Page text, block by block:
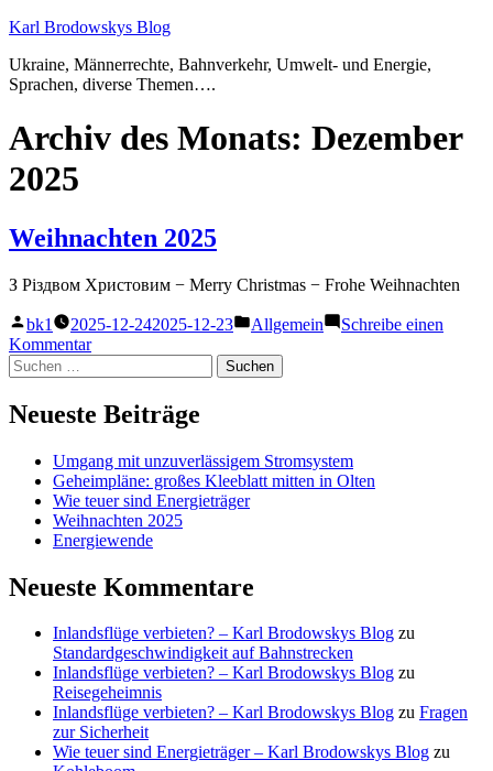
Zum
springen
Karl Brodowskys Blog
Ukraine, Männerrechte, Bahnverkehr, Umwelt- und Energie,
Sprachen, diverse Themen….
Archiv des Monats: Dezember
2025
Weihnachten 2025
З Рiздвом Христовим − Merry Christmas − Frohe Weihnachten
Veröffentlicht
von
bk1 2025-12-242025-12-23
Veröffentlicht
Allgemein
Schreibe einen
Kommentarzu
2025
Suchen
nach:
Neueste Beiträge
Umgang mit unzuverlässigem Stromsystem
Geheimpläne: großes Kleeblatt mitten in Olten
Wie teuer sind Energieträger
Weihnachten 2025
Energiewende
Neueste Kommentare
Inlandsflüge verbieten? – Karl Brodowskys Blog zu
Standardgeschwindigkeit auf Bahnstrecken
Inlandsflüge verbieten? – Karl Brodowskys Blog zu
Reisegeheimnis
Inlandsflüge verbieten? – Karl Brodowskys Blog zu Fragen
zur Sicherheit
Wie teuer sind Energieträger – Karl Brodowskys Blog zu